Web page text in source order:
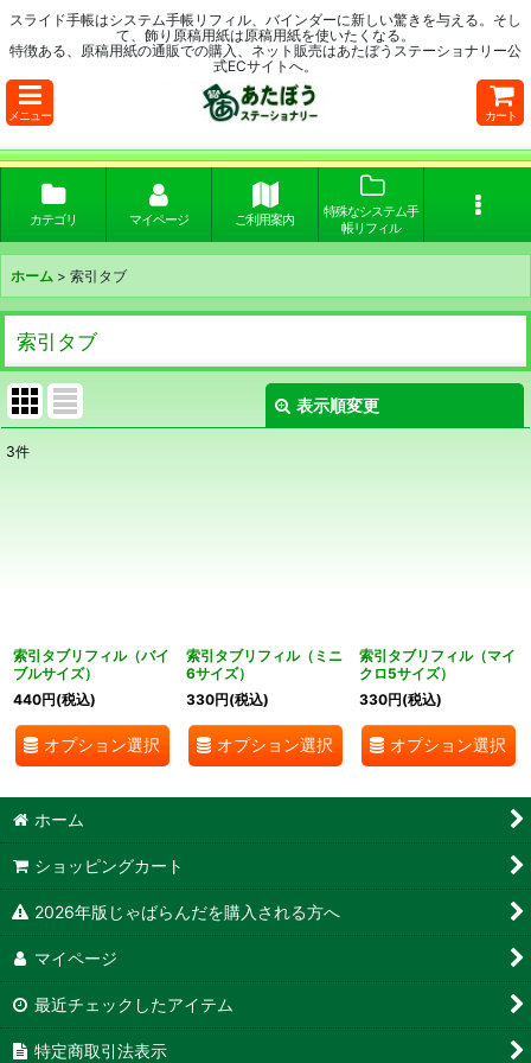
スライド手帳はシステム手帳リフィル、バインダーに新しい驚きを与える。そし
て、飾り原稿用紙は原稿用紙を使いたくなる。
特徴ある、原稿用紙の通販での購入、ネット販売はあたぼうステーショナリー公
式ECサイトへ。
メニュー カート
カテゴリ マイページ ご利用案内
特殊なシステム手
帳リフィル
ホーム > 索引タブ
索引タブ
表示順変更
3件
索引タブリフィル（バイ
ブルサイズ）
440円(税込)
オプション選択
索引タブリフィル（ミニ
6サイズ）
330円(税込)
オプション選択
索引タブリフィル（マイ
クロ5サイズ）
330円(税込)
オプション選択
ホーム
ショッピングカート
2026年版じゃばらんだを購入される方へ
マイページ
最近チェックしたアイテム
特定商取引法表示